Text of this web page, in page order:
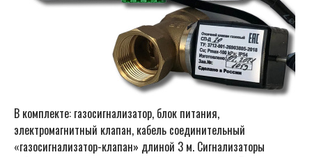
В комплекте: газосигнализатор, блок питания,
электромагнитный клапан, кабель соединительный
«газосигнализатор-клапан» длиной 3 м. Сигнализаторы